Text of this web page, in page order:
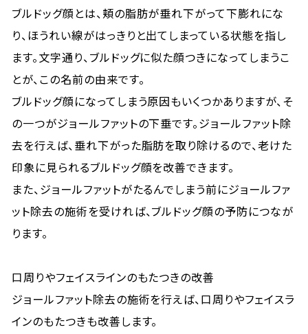
ブルドッグ顔とは、頬の脂肪が垂れ下がって下膨れにな
り、ほうれい線がはっきりと出てしまっている状態を指し
ます。文字通り、ブルドッグに似た顔つきになってしまうこ
とが、この名前の由来です。
ブルドッグ顔になってしまう原因もいくつかありますが、そ
の一つがジョールファットの下垂です。ジョールファット除
去を行えば、垂れ下がった脂肪を取り除けるので、老けた
印象に見られるブルドッグ顔を改善できます。
また、ジョールファットがたるんでしまう前にジョールファ
ット除去の施術を受ければ、ブルドッグ顔の予防につなが
ります。
口周りやフェイスラインのもたつきの改善
ジョールファット除去の施術を行えば、口周りやフェイスラ
インのもたつきも改善します。